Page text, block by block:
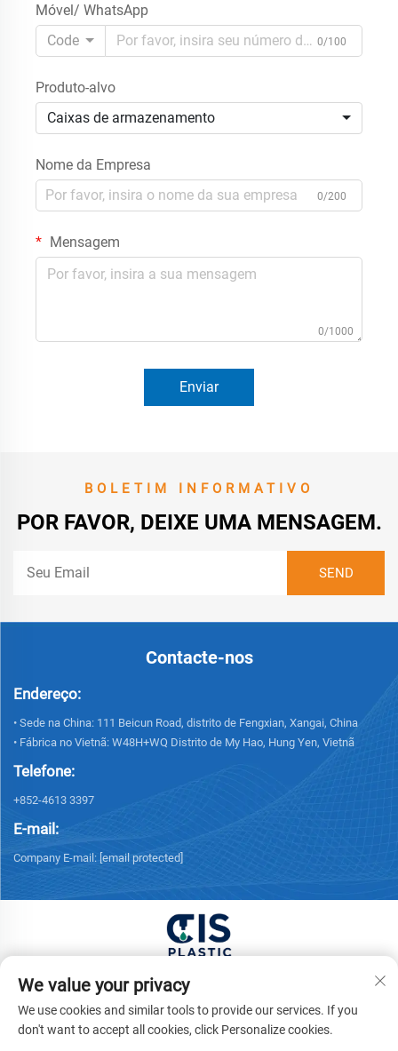
Móvel/ WhatsApp
Code
0/100
Produto-alvo
Caixas de armazenamento
Nome da Empresa
0/200
Mensagem
0/1000
Enviar
BOLETIM INFORMATIVO
POR FAVOR, DEIXE UMA MENSAGEM.
Contacte-nos
Endereço:
• Sede na China: 111 Beicun Road, distrito de Fengxian, Xangai, China
• Fábrica no Vietnã: W48H+WQ Distrito de My Hao, Hung Yen, Vietnã
Telefone:
+852-4613 3397
E-mail:
Company E-mail: [email protected]
Copyright © 2026 China XUONG HOANG TRADING
COMPANY LIMITED Todos os direitos reservados. -
Política de Privacidade
We value your privacy
We use cookies and similar tools to provide our services. If you
don't want to accept all cookies, click Personalize cookies.